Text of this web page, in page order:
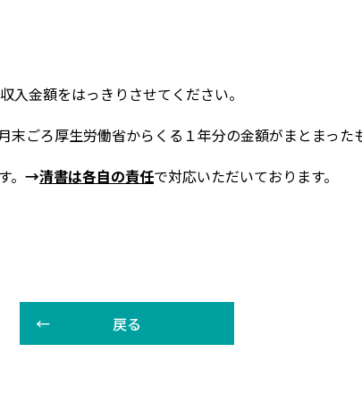
入金額をはっきりさせてください。
末ごろ厚生労働省からくる１年分の金額がまとまった
。 →清書は各自の責任で対応いただいております。
戻る